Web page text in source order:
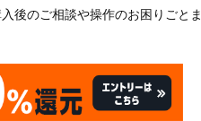
後のご相談や操作のお困りごと